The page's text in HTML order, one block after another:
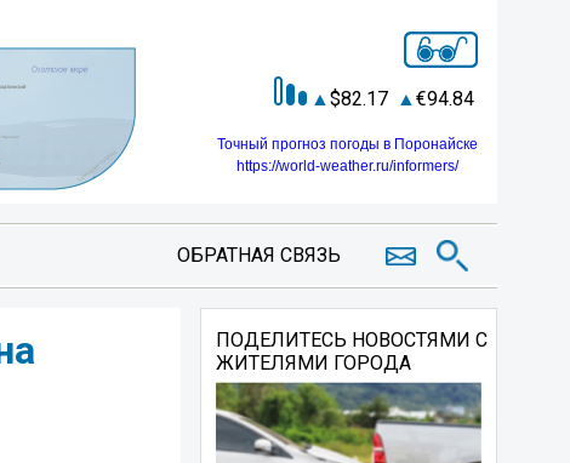
82.17 94.84
Точный прогноз погоды в Поронайске
https://world-weather.ru/informers/
ОБРАТНАЯ СВЯЗЬ
ПОДЕЛИТЕСЬ НОВОСТЯМИ С
ЖИТЕЛЯМИ ГОРОДА